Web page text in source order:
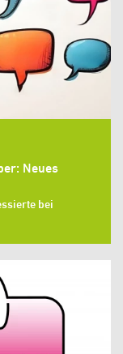
Neues
bei